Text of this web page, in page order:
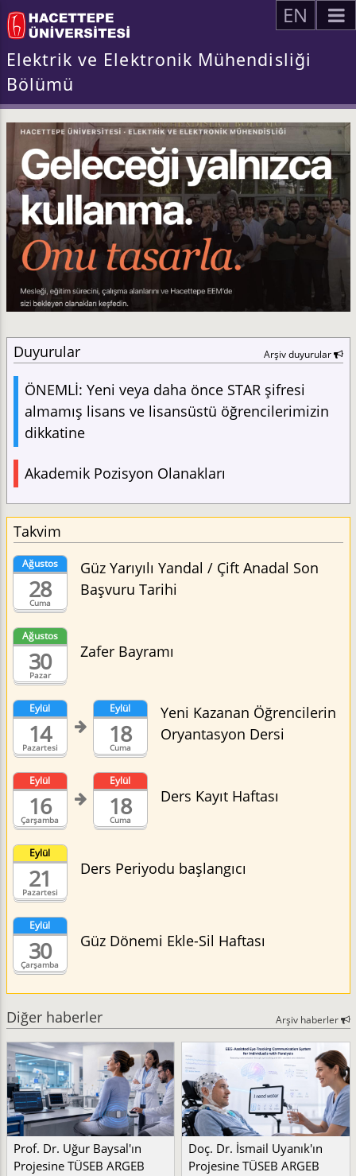
EN
Elektrik ve Elektronik Mühendisliği
Bölümü
Duyurular Arşiv duyurular
ÖNEMLİ: Yeni veya daha önce STAR şifresi
almamış lisans ve lisansüstü öğrencilerimizin
dikkatine
Akademik Pozisyon Olanakları
Takvim
Cuma
Ağustos
28
Güz Yarıyılı Yandal / Çift Anadal Son
Başvuru Tarihi
Pazar
Ağustos
30 Zafer Bayramı
Pazartesi
Eylül
14 Cuma
Eylül
18
Yeni Kazanan Öğrencilerin
Oryantasyon Dersi
Çarşamba
Eylül
16 Cuma
Eylül
18 Ders Kayıt Haftası
Pazartesi
Eylül
21 Ders Periyodu başlangıcı
Çarşamba
Eylül
30 Güz Dönemi Ekle-Sil Haftası
Diğer haberler Arşiv haberler
Prof. Dr. Uğur Baysal'ın
Projesine TÜSEB ARGEB
Doç. Dr. İsmail Uyanık'ın
Projesine TÜSEB ARGEB